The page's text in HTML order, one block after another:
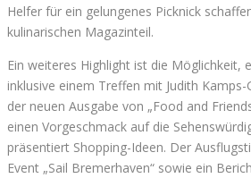
Helfer für ein gelungenes Picknick
kulinarischen Magazinteil.
Ein weiteres Highlight ist die Möglichkeit,
inklusive einem Treffen mit Judith Kamps-
der neuen Ausgabe von „Food and
einen Vorgeschmack auf die
präsentiert Shopping-Ideen. Der
Event „Sail Bremerhaven“ sowie ein